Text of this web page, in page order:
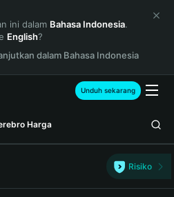
ini dalam Bahasa Indonesia.
English?
dalam Bahasa Indonesia
Unduh sekarang
Harga
Risiko